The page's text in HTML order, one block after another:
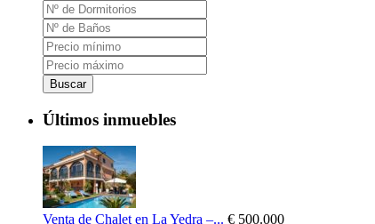
Buscar
Últimos inmuebles
Venta de Chalet en La Yedra –... € 500.000